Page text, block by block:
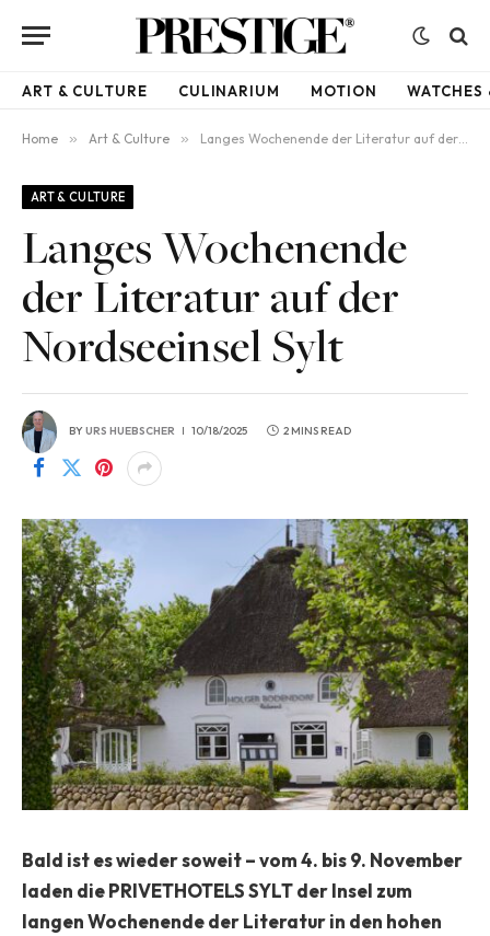
ART & CULTURE CULINARIUM MOTION WATCHES
Home » Art & Culture » Langes Wochenende der Literatur auf der Nordseeinsel Sylt
ART & CULTURE
Langes Wochenende
der Literatur auf der
Nordseeinsel Sylt
BYURS HUEBSCHER 10/18/2025 2 MINS READ
Bald ist es wieder soweit – vom 4. bis 9. November
laden die PRIVETHOTELS SYLT der Insel zum
langen Wochenende der Literatur in den hohen